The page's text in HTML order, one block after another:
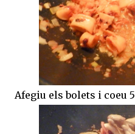
Afegiu els bolets i coeu